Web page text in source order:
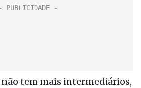
não tem mais intermediários,